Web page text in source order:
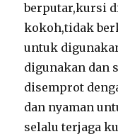
berputar,kursi
kokoh,tidak
untuk
digunakan dan
disemprot
dan nyaman
selalu terjaga